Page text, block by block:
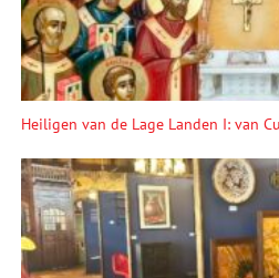
Heiligen van de Lage Landen I: van